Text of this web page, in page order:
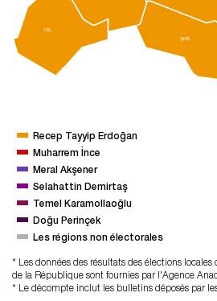
İSL
ŞHB
Recep Tayyip Erdoğan
Muharrem İnce
Meral Akşener
Selahattin Demirtaş
Temel Karamollaoğlu
Doğu Perinçek
Les régions non électorales
* Les données des résultats des élections
de la République sont fournies par l'Agence
* Le décompte inclut les bulletins déposés par